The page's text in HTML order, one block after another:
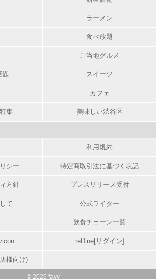
ラーメン
食べ放題
ご当地グルメ
題 スイーツ
カフェ
集 美味しい渋谷区
利用規約
シー 特定商取引法に基づく表記
方針 プレスリリース受付
て 公式ライター
飲食チェーン一覧
reDine[リダイン]
様向け)
© 2026 favy